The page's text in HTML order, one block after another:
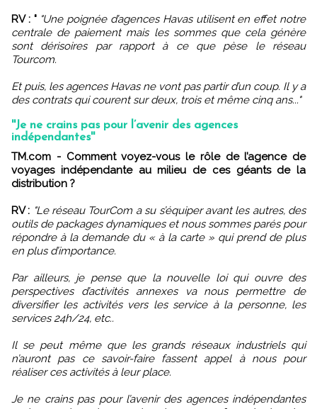
RV : " "Une poignée d’agences Havas utilisent en effet notre
centrale de paiement mais les sommes que cela génère
sont dérisoires par rapport à ce que pèse le réseau
Tourcom.
Et puis, les agences Havas ne vont pas partir d’un coup. Il y a
des contrats qui courent sur deux, trois et même cinq ans..."
''Je ne crains pas pour l’avenir des agences
indépendantes''
TM.com - Comment voyez-vous le rôle de l’agence de
voyages indépendante au milieu de ces géants de la
distribution ?
RV : "Le réseau TourCom a su s’équiper avant les autres, des
outils de packages dynamiques et nous sommes parés pour
répondre à la demande du « à la carte » qui prend de plus
en plus d’importance.
Par ailleurs, je pense que la nouvelle loi qui ouvre des
perspectives d’activités annexes va nous permettre de
diversifier les activités vers les service à la personne, les
services 24h/24, etc..
Il se peut même que les grands réseaux industriels qui
n’auront pas ce savoir-faire fassent appel à nous pour
réaliser ces activités à leur place.
Je ne crains pas pour l’avenir des agences indépendantes